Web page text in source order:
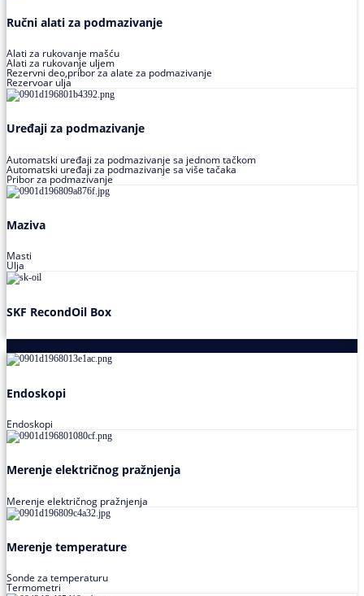
Ručni alati za podmazivanje
Alati za rukovanje mašću
Alati za rukovanje uljem
Rezervni deo,pribor za alate za podmazivanje
Rezervoar ulja
Uređaji za podmazivanje
Automatski uređaji za podmazivanje sa jednom tačkom
Automatski uređaji za podmazivanje sa više tačaka
Pribor za podmazivanje
Maziva
Masti
Ulja
SKF RecondOil Box
Endoskopi
Endoskopi
Merenje električnog pražnjenja
Merenje električnog pražnjenja
Merenje temperature
Sonde za temperaturu
Termometri